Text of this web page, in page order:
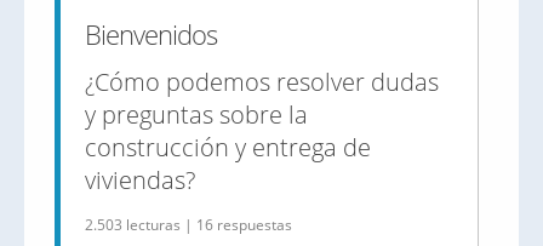
Bienvenidos
¿Cómo podemos resolver dudas
y preguntas sobre la
construcción y entrega de
viviendas?
2.503 lecturas | 16 respuestas